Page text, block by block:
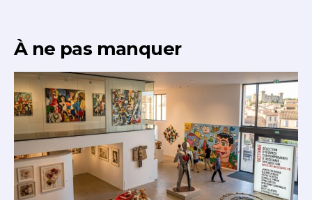
À ne pas manquer